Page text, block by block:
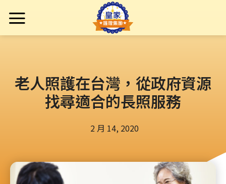
老人照護在台灣，從政府資源
找尋適合的長照服務
2 月 14, 2020